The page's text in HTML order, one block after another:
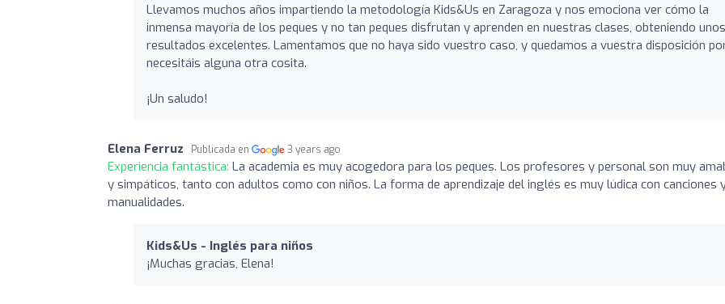
Llevamos muchos años impartiendo la metodología Kids&Us en Zaragoza y nos emociona ver cómo la
inmensa mayoría de los peques y no tan peques disfrutan y aprenden en nuestras clases, obteniendo unos
resultados excelentes. Lamentamos que no haya sido vuestro caso, y quedamos a vuestra disposición
necesitáis alguna otra cosita.
¡Un saludo!
Elena Ferruz Publicada en 3 years ago
Experiencia fantástica: La academia es muy acogedora para los peques. Los profesores y personal son muy
y simpáticos, tanto con adultos como con niños. La forma de aprendizaje del inglés es muy lúdica con canciones
manualidades.
Kids&Us - Inglés para niños
¡Muchas gracias, Elena!